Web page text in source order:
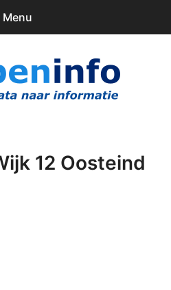
Menu
12 Oosteind